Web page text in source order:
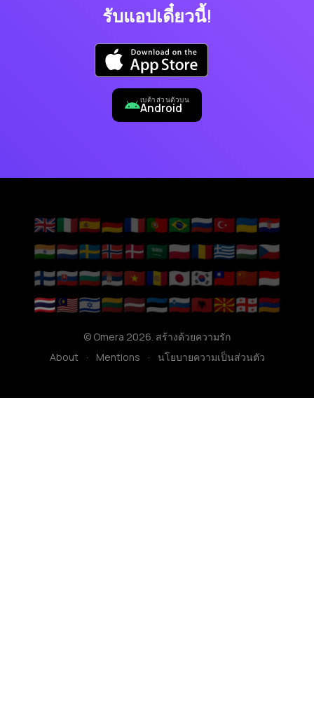
รับแอปเดี๋ยวนี้!
เบต้าส่วนตัวบน
Android
🇬🇧🇮🇹🇪🇸🇩🇪🇫🇷🇵🇹🇧🇷🇷🇺🇹🇷🇺🇦🇭🇷
🇮🇳🇳🇱🇸🇪🇳🇴🇩🇰🇸🇦🇵🇱🇷🇴🇬🇷🇭🇺🇨🇿
🇫🇮🇸🇰🇧🇬🇷🇸🇻🇳🇦🇩🇯🇵🇰🇷🇹🇼🇨🇳🇮🇩
🇹🇭🇲🇾🇮🇱🇱🇹🇱🇻🇪🇪🇸🇮🇦🇱🇲🇰🇬🇪🇦🇲
© Omera 2026. สร้างด้วยความรัก
About
· Mentions · นโยบายความเป็นส่วนตัว